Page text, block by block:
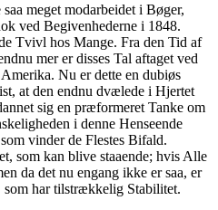
meget modarbeidet i Bøger,
ved Begivenhederne i 1848.
Tvivl hos Mange. Fra den Tid af
mer er disses Tal aftaget ved
Nu er dette en dubiøs
at den endnu dvælede i Hjertet
sig en præformeret Tanke om
i denne Henseende
vinder de Flestes Bifald.
som kan blive staaende; hvis Alle
da det nu engang ikke er saa, er
som har tilstrækkelig Stabilitet.